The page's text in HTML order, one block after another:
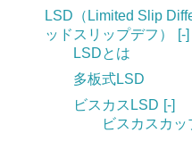
LSD（Limited Slip
ッドスリップデフ）
[-]
LSDとは
多板式LSD
ビスカスLSD [-]
ビスカスカ